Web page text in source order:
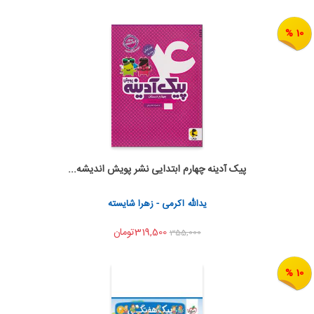
10 %
اضافه به سبد خرید
اشتراک گذاری
پیک آدینه چهارم ابتدایی نشر پویش اندیشه...
یدالله اکرمی - زهرا شایسته
355,000319,500تومان
10 %